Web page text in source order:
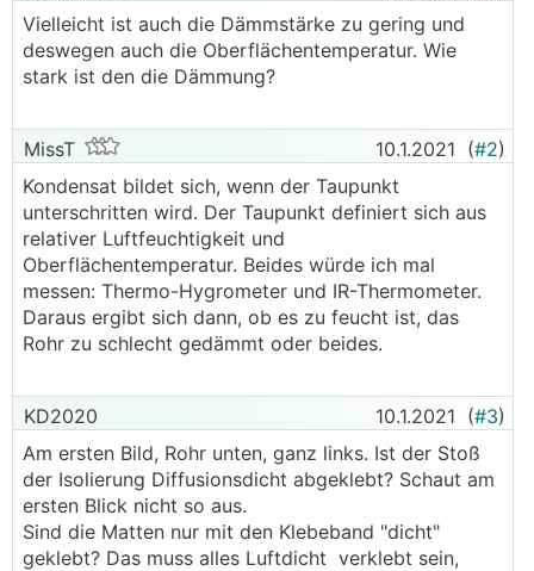
Vielleicht ist auch die Dämmstärke zu gering und
deswegen auch die Oberflächentemperatur. Wie
stark ist den die Dämmung?
MissT 10.1.2021 (#2)
Kondensat bildet sich, wenn der Taupunkt
unterschritten wird. Der Taupunkt definiert sich aus
relativer Luftfeuchtigkeit und
Oberflächentemperatur. Beides würde ich mal
messen: Thermo-Hygrometer und IR-Thermometer.
Daraus ergibt sich dann, ob es zu feucht ist, das
Rohr zu schlecht gedämmt oder beides.
KD2020 10.1.2021 (#3)
Am ersten Bild, Rohr unten, ganz links. Ist der Stoß
der Isolierung Diffusionsdicht abgeklebt? Schaut am
ersten Blick nicht so aus.
Sind die Matten nur mit den Klebeband "dicht"
geklebt? Das muss alles Luftdicht verklebt sein,